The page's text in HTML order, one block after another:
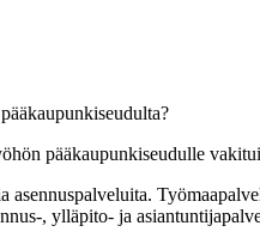
pääkaupunkiseudulle
, ylläpito- ja